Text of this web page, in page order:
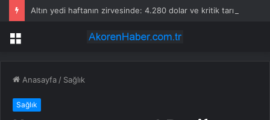
Menü
Anasayfa / Sağlık
Sağlık